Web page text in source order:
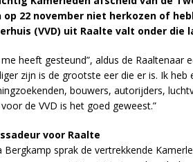
op 22 november niet herkozen of
(VVD) uit Raalte valt onder die
heeft gesteund”, aldus de Raaltenaar
zijn is de grootste eer die er is. Ik
bouwers, autorijders,
de VVD is het goed geweest.”
voor Raalte
Bergkamp sprak de vertrekkende